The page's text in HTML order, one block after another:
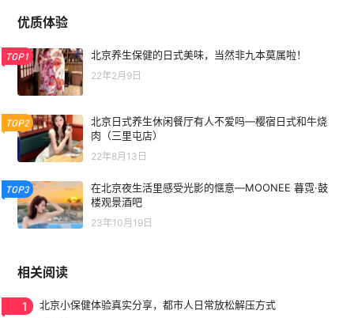
优质体验
TOP1 北京养生保健的日式美味，当然非九本莫属啦！
22年2月9日
TOP2
北京日式养生休闲餐厅有人不爱吗—樱宿日式和牛烧
肉（三里屯店）
22年8月13日
TOP3
在北京夜生活里感受光影的惬意—MOONEE 暮霓·鼓
楼观景酒吧
23年10月19日
相关阅读
1 北京小保健体验真实分享，都市人日常放松解压方式